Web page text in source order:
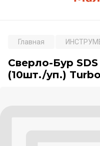
Главная
Сверло-Бур
(10шт./уп.)